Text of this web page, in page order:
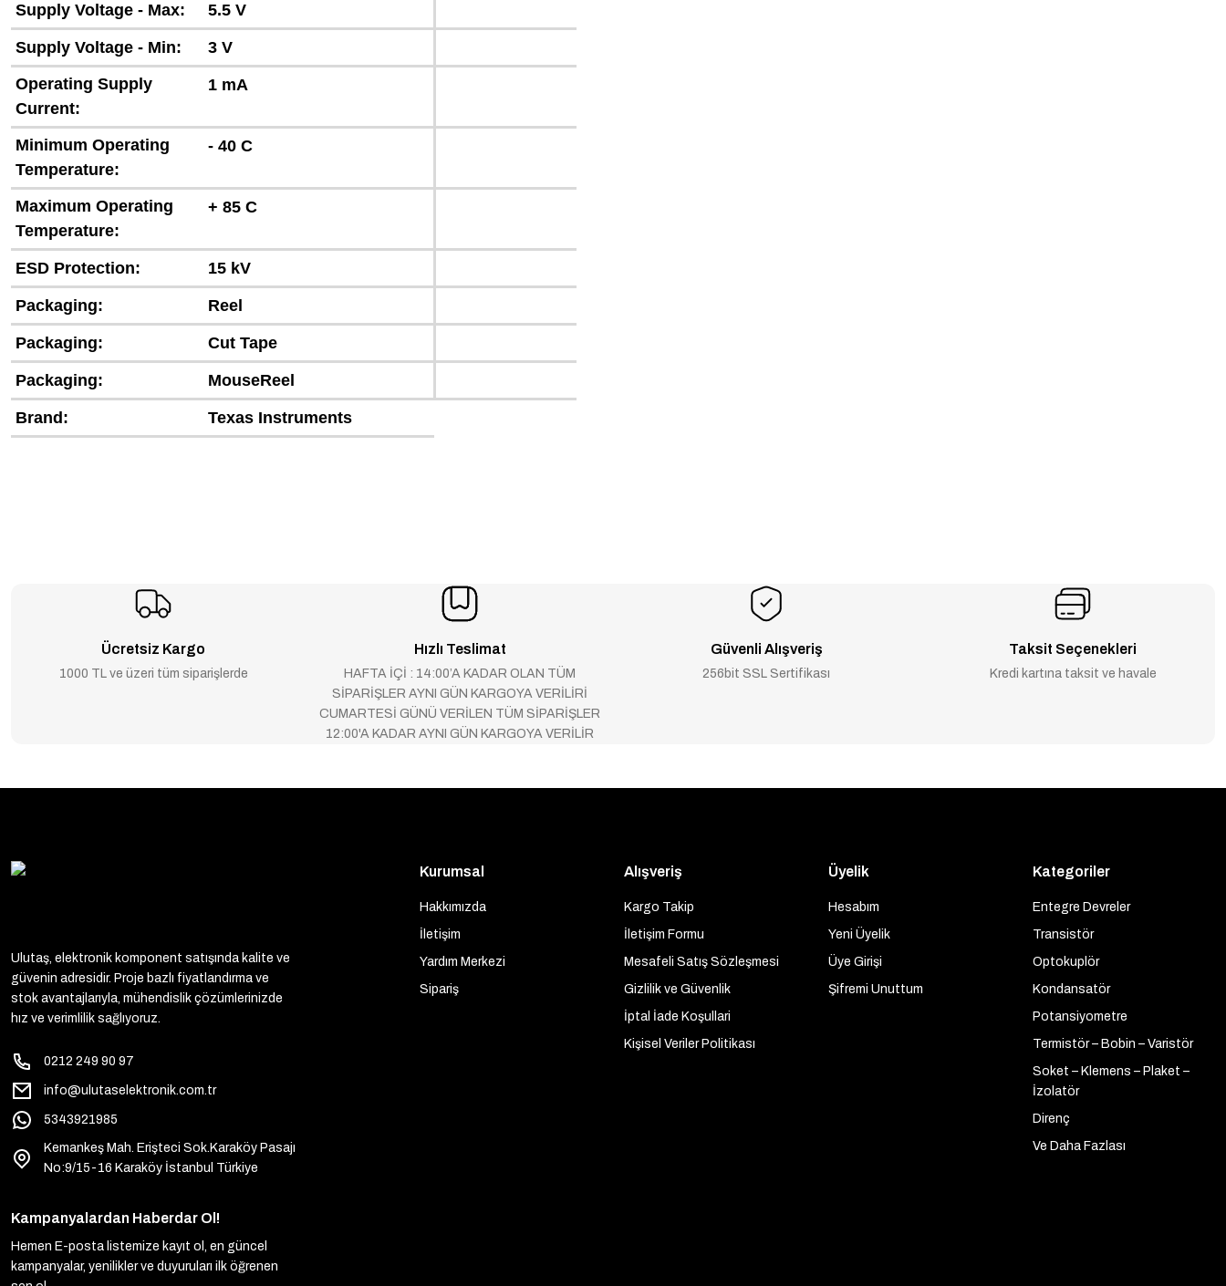
Supply Voltage - Max: 5.5 V
Supply Voltage - Min:
3 V
Operating Supply
Current:
1 mA
Minimum Operating
Temperature:
- 40 C
Maximum Operating
Temperature:
+ 85 C
ESD Protection: 15 kV
Packaging: Reel
Packaging: Cut Tape
Packaging: MouseReel
Brand: Texas Instruments
Ücretsiz Kargo
1000 TL ve üzeri tüm siparişlerde
Hızlı Teslimat
HAFTA İÇİ : 14:00’A KADAR OLAN TÜM
SİPARİŞLER AYNI GÜN KARGOYA VERİLİRİ
CUMARTESİ GÜNÜ VERİLEN TÜM SİPARİŞLER
12:00'A KADAR AYNI GÜN KARGOYA VERİLİR
Güvenli Alışveriş
256bit SSL Sertifikası
Taksit Seçenekleri
Kredi kartına taksit ve havale
Ulutaş, elektronik komponent satışında kalite ve
güvenin adresidir. Proje bazlı fiyatlandırma ve
stok avantajlarıyla, mühendislik çözümlerinizde
hız ve verimlilik sağlıyoruz.
0212 249 90 97
info@ulutaselektronik.com.tr
5343921985
Kemankeş Mah. Erişteci Sok.Karaköy Pasajı
No:9/15-16 Karaköy İstanbul Türkiye
Kurumsal
Hakkımızda
İletişim
Yardım Merkezi
Sipariş
Alışveriş
Kargo Takip
İletişim Formu
Mesafeli Satış Sözleşmesi
Gizlilik ve Güvenlik
İptal İade Koşullari
Kişisel Veriler Politikası
Üyelik
Hesabım
Yeni Üyelik
Üye Girişi
Şifremi Unuttum
Kategoriler
Entegre Devreler
Transistör
Optokuplör
Kondansatör
Potansiyometre
Termistör – Bobin – Varistör
Soket – Klemens – Plaket –
İzolatör
Direnç
Ve Daha Fazlası
Kampanyalardan Haberdar Ol!
Hemen E-posta listemize kayıt ol, en güncel
kampanyalar, yenilikler ve duyuruları ilk öğrenen